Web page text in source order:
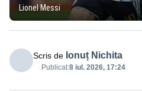
Lionel Messi
Scris de Ionuț Nichita
Publicat:8 iul. 2026, 17:24